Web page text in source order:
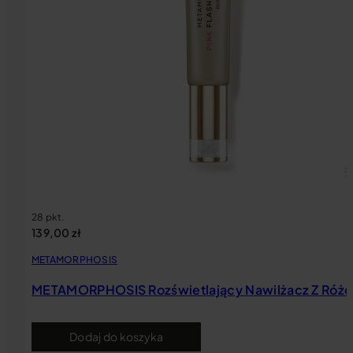
28 pkt.
139,00 zł
METAMORPHOSIS
METAMORPHOSIS Rozświetlający Nawilżacz Z
Dodaj do koszyka